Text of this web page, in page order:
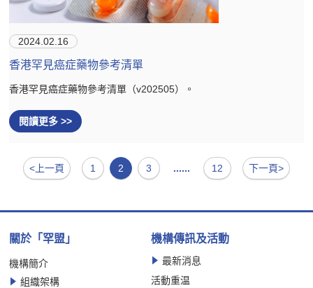
2024.02.16
香港罕見癌症藥物參考清單
香港罕見癌症藥物參考清單（v202505）。
閱讀更多 >>
<上一頁 1 2 3 ...... 12 下一頁>
關於「罕盟」
機構簡介
組織架構
機構傳訊及活動
最新消息
活動重温